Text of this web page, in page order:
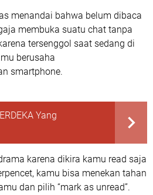
menandai bahwa belum dibaca
membuka suatu chat tanpa
tersenggol saat sedang di
berusaha
smartphone.
Yang
karena dikira kamu read saja
kamu bisa menekan tahan
dan pilih “mark as unread”.